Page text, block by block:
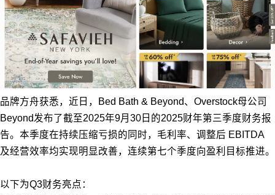
品牌方舟获悉，近日，Bed Bath & Beyond、Overstock母公司
Beyond发布了截至2025年9月30日的2025财年第三季度财务报
告。本季度在持续压缩亏损的同时，毛利率、调整后 EBITDA
及经营效率均实现明显改善，连续第七个季度向盈利目标推进。
以下为Q3财务亮点：